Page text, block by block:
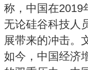
称，中国在2019
无论硅谷科技人
展带来的冲击。
如今，中国经济